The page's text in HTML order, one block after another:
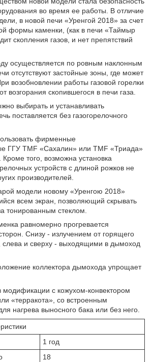
во время ее работы. В отличие
в новой печи «Уренгой 2018» за счет
формы каменки, (как в печи «Таймыр
скопления газов, и нет препятствий
осуществляется по ровным наклонным
отсутствуют застойные зоны, где может
возобновлении работы газовой горелки
возгорания скопившегося в печи газа.
выбирать и устанавливать
поставляется без газогорелочного
фирменные
ГГУ TMF «Сахалин» или TMF «Триада»
того, возможна установка
устройств с длиной рожков не
производителей.
модели новому «Уренгою 2018»
всем экран, позволяющий скрывать
тонированным стеклом.
равномерно прогревается
Снизу - излучением от горящего
слева и сверху - выходящими в дымоход
коллектора дымохода упрощает
модификации с кожухом-конвектором
«терракота», со встроенным
нагрева выносного бака или без него.
1 год
18